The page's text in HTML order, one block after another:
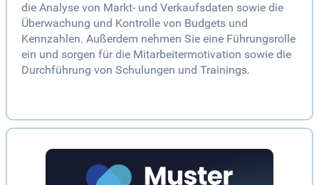
die Analyse von Markt- und Verkaufsdaten sowie die
Überwachung und Kontrolle von Budgets und
Kennzahlen. Außerdem nehmen Sie eine Führungsrolle
ein und sorgen für die Mitarbeitermotivation sowie die
Durchführung von Schulungen und Trainings.